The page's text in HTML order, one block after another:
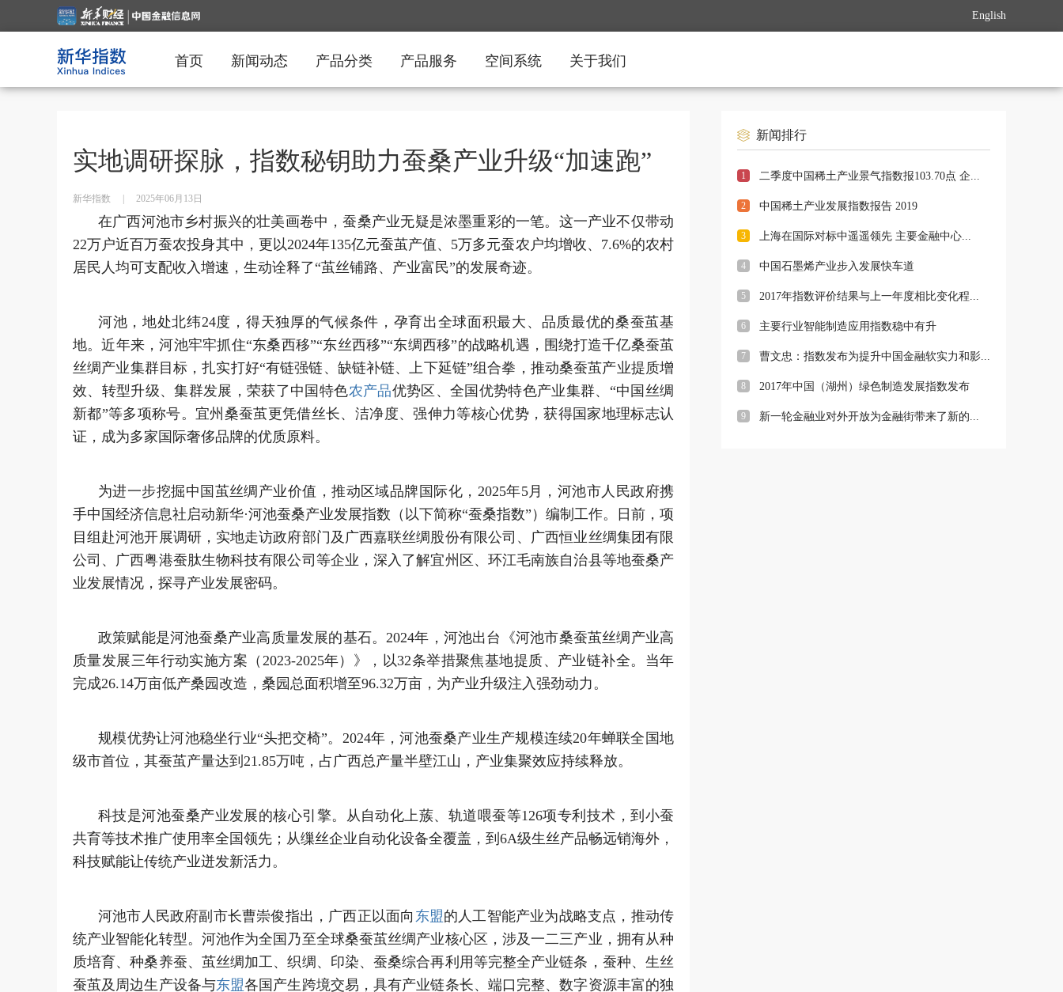
English
首页 新闻动态 产品分类 产品服务 空间系统 关于我们
实地调研探脉，指数秘钥助力蚕桑产业升级“加速跑”
新华指数 2025年06月13日
在广西河池市乡村振兴的壮美画卷中，蚕桑产业无疑是浓墨重彩的一笔。这一产业不仅带动
22万户近百万蚕农投身其中，更以2024年135亿元蚕茧产值、5万多元蚕农户均增收、7.6%的农村
居民人均可支配收入增速，生动诠释了“茧丝铺路、产业富民”的发展奇迹。
河池，地处北纬24度，得天独厚的气候条件，孕育出全球面积最大、品质最优的桑蚕茧基
地。近年来，河池牢牢抓住“东桑西移”“东丝西移”“东绸西移”的战略机遇，围绕打造千亿桑蚕茧
丝绸产业集群目标，扎实打好“有链强链、缺链补链、上下延链”组合拳，推动桑蚕茧产业提质增
效、转型升级、集群发展，荣获了中国特色农产品优势区、全国优势特色产业集群、“中国丝绸
新都”等多项称号。宜州桑蚕茧更凭借丝长、洁净度、强伸力等核心优势，获得国家地理标志认
证，成为多家国际奢侈品牌的优质原料。
为进一步挖掘中国茧丝绸产业价值，推动区域品牌国际化，2025年5月，河池市人民政府携
手中国经济信息社启动新华·河池蚕桑产业发展指数（以下简称“蚕桑指数”）编制工作。日前，项
目组赴河池开展调研，实地走访政府部门及广西嘉联丝绸股份有限公司、广西恒业丝绸集团有限
公司、广西粤港蚕肽生物科技有限公司等企业，深入了解宜州区、环江毛南族自治县等地蚕桑产
业发展情况，探寻产业发展密码。
政策赋能是河池蚕桑产业高质量发展的基石。2024年，河池出台《河池市桑蚕茧丝绸产业高
质量发展三年行动实施方案（2023-2025年）》，以32条举措聚焦基地提质、产业链补全。当年
完成26.14万亩低产桑园改造，桑园总面积增至96.32万亩，为产业升级注入强劲动力。
规模优势让河池稳坐行业“头把交椅”。2024年，河池蚕桑产业生产规模连续20年蝉联全国地
级市首位，其蚕茧产量达到21.85万吨，占广西总产量半壁江山，产业集聚效应持续释放。
科技是河池蚕桑产业发展的核心引擎。从自动化上蔟、轨道喂蚕等126项专利技术，到小蚕
共育等技术推广使用率全国领先；从缫丝企业自动化设备全覆盖，到6A级生丝产品畅远销海外，
科技赋能让传统产业迸发新活力。
河池市人民政府副市长曹崇俊指出，广西正以面向 东盟的人工智能产业为战略支点，推动传
统产业智能化转型。河池作为全国乃至全球桑蚕茧丝绸产业核心区，涉及一二三产业，拥有从种
质培育、种桑养蚕、茧丝绸加工、织绸、印染、蚕桑综合再利用等完整全产业链条，蚕种、生丝
蚕茧及周边生产设备与东盟各国产生跨境交易，具有产业链条长、端口完整、数字资源丰富的独
新闻排行
1 二季度中国稀土产业景气指数报103.70点 企...
2 中国稀土产业发展指数报告 2019
3 上海在国际对标中遥遥领先 主要金融中心...
4 中国石墨烯产业步入发展快车道
5 2017年指数评价结果与上一年度相比变化程...
6 主要行业智能制造应用指数稳中有升
7 曹文忠：指数发布为提升中国金融软实力和影...
8 2017年中国（湖州）绿色制造发展指数发布
9 新一轮金融业对外开放为金融街带来了新的...